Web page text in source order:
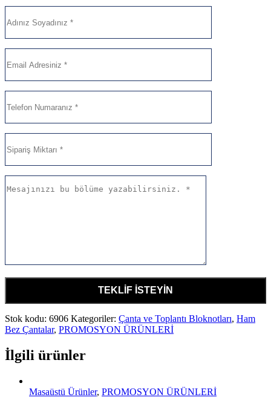
Stok kodu: 6906 Kategoriler: Çanta ve Toplantı Bloknotları, Ham
Bez Çantalar, PROMOSYON ÜRÜNLERİ
İlgili ürünler
Masaüstü Ürünler, PROMOSYON ÜRÜNLERİ